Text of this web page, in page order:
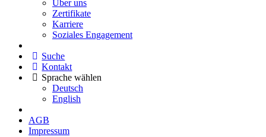
Über uns
Zertifikate
Karriere
Soziales Engagement
Suche
Kontakt
Sprache wählen
Deutsch
English
AGB
Impressum